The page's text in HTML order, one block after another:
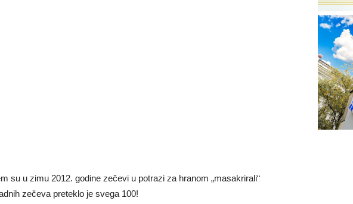
su u zimu 2012. godine zečevi u potrazi za hranom „masakrirali“
zečeva preteklo je svega 100!